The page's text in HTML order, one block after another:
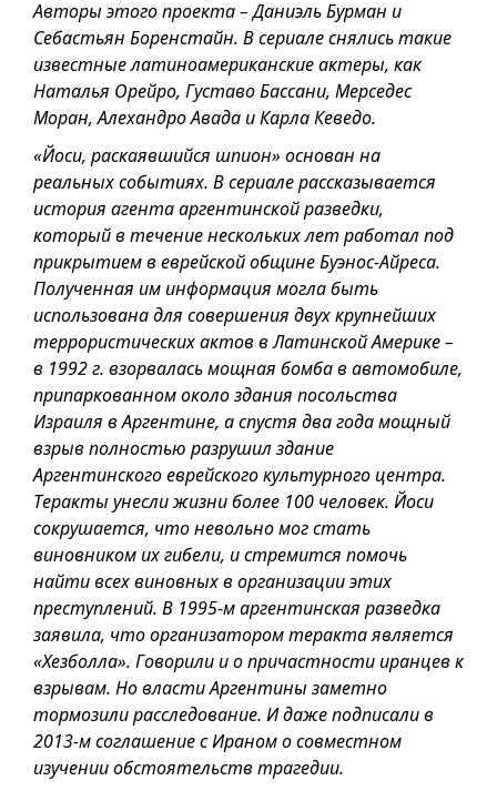
Авторы этого проекта – Даниэль Бурман и
Себастьян Боренстайн. В сериале снялись такие
известные латиноамериканские актеры, как
Наталья Орейро, Густаво Бассани, Мерседес
Моран, Алехандро Авада и Карла Кеведо.
«Йоси, раскаявшийся шпион» основан на
реальных событиях. В сериале рассказывается
история агента аргентинской разведки,
который в течение нескольких лет работал под
прикрытием в еврейской общине Буэнос-Айреса.
Полученная им информация могла быть
использована для совершения двух крупнейших
террористических актов в Латинской Америке –
в 1992 г. взорвалась мощная бомба в автомобиле,
припаркованном около здания посольства
Израиля в Аргентине, а спустя два года мощный
взрыв полностью разрушил здание
Аргентинского еврейского культурного центра.
Теракты унесли жизни более 100 человек. Йоси
сокрушается, что невольно мог стать
виновником их гибели, и стремится помочь
найти всех виновных в организации этих
преступлений. В 1995-м аргентинская разведка
заявила, что организатором теракта является
«Хезболла». Говорили и о причастности иранцев к
взрывам. Но власти Аргентины заметно
тормозили расследование. И даже подписали в
2013-м соглашение с Ираном о совместном
изучении обстоятельств трагедии.